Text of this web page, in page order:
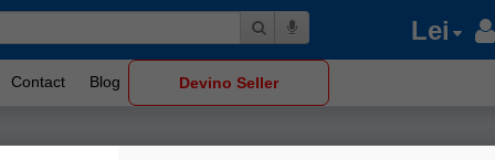
Lei
Contact Blog Devino Seller